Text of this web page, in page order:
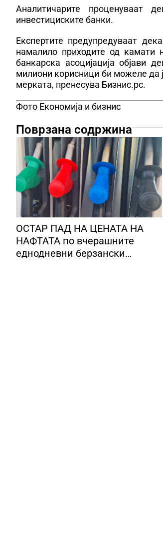
Аналитичарите
инвестициските банки.
Експертите предупредуваат
намалило приходите од камати
банкарска асоцијација објави
милиони корисници би можеле да
мерката, пренесува Бизнис.рс.
Фото Економија и бизнис
Поврзана содржина
ОСТАР ПАД НА ЦЕНАТА НА
НАФТАТА по вчерашните
еднодневни берзански